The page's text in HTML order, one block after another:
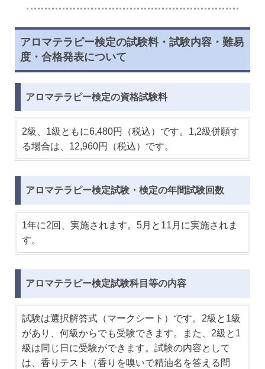
アロマテラピー検定の試験料・試験内容・難易
度・合格発表について
アロマテラピー検定の資格試験料
2級、1級ともに6,480円（税込）です。1,2級併願す
る場合は、12,960円（税込）です。
アロマテラピー検定試験・検定の年間試験回数
1年に2回、実施されます。5月と11月に実施されま
す。
アロマテラピー検定試験科目等の内容
試験は選択解答式（マークシート）です。2級と1級
があり、何級からでも受験できます。また、2級と1
級は同じ日に受験ができます。試験の内容として
は、香りテスト（香りを嗅いで精油名を答える問